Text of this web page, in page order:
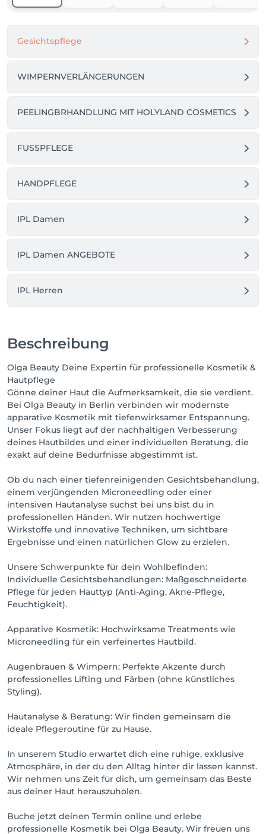
Gesichtspflege
WIMPERNVERLÄNGERUNGEN
PEELINGBRHANDLUNG MIT HOLYLAND COSMETICS
FUSSPFLEGE
HANDPFLEGE
IPL Damen
IPL Damen ANGEBOTE
IPL Herren
Beschreibung
Olga Beauty Deine Expertin für professionelle Kosmetik &
Hautpflege
Gönne deiner Haut die Aufmerksamkeit, die sie verdient.
Bei Olga Beauty in Berlin verbinden wir modernste
apparative Kosmetik mit tiefenwirksamer Entspannung.
Unser Fokus liegt auf der nachhaltigen Verbesserung
deines Hautbildes und einer individuellen Beratung, die
exakt auf deine Bedürfnisse abgestimmt ist.
Ob du nach einer tiefenreinigenden Gesichtsbehandlung,
einem verjüngenden Microneedling oder einer
intensiven Hautanalyse suchst bei uns bist du in
professionellen Händen. Wir nutzen hochwertige
Wirkstoffe und innovative Techniken, um sichtbare
Ergebnisse und einen natürlichen Glow zu erzielen.
Unsere Schwerpunkte für dein Wohlbefinden:
Individuelle Gesichtsbehandlungen: Maßgeschneiderte
Pflege für jeden Hauttyp (Anti-Aging, Akne-Pflege,
Feuchtigkeit).
Apparative Kosmetik: Hochwirksame Treatments wie
Microneedling für ein verfeinertes Hautbild.
Augenbrauen & Wimpern: Perfekte Akzente durch
professionelles Lifting und Färben (ohne künstliches
Styling).
Hautanalyse & Beratung: Wir finden gemeinsam die
ideale Pflegeroutine für zu Hause.
In unserem Studio erwartet dich eine ruhige, exklusive
Atmosphäre, in der du den Alltag hinter dir lassen kannst.
Wir nehmen uns Zeit für dich, um gemeinsam das Beste
aus deiner Haut herauszuholen.
Buche jetzt deinen Termin online und erlebe
professionelle Kosmetik bei Olga Beauty. Wir freuen uns